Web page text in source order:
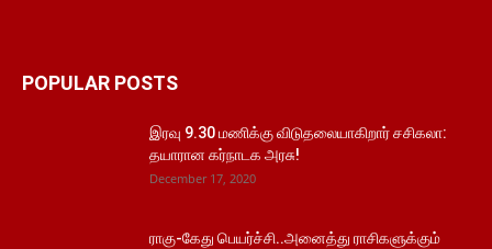
POPULAR POSTS
இரவு 9.30 மணிக்கு விடுதலையாகிறார் சசிகலா:
தயாரான கர்நாடக அரசு!
December 17, 2020
ராகு-கேது பெயர்ச்சி..அனைத்து ராசிகளுக்கும்